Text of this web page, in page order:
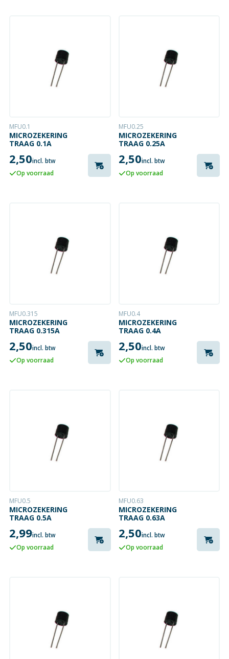
MFU0.1
MICROZEKERING
TRAAG 0.1A
2,50incl. btw
Op voorraad
MFU0.25
MICROZEKERING
TRAAG 0.25A
2,50incl. btw
Op voorraad
MFU0.315
MICROZEKERING
TRAAG 0.315A
2,50incl. btw
Op voorraad
MFU0.4
MICROZEKERING
TRAAG 0.4A
2,50incl. btw
Op voorraad
MFU0.5
MICROZEKERING
TRAAG 0.5A
2,99incl. btw
Op voorraad
MFU0.63
MICROZEKERING
TRAAG 0.63A
2,50incl. btw
Op voorraad